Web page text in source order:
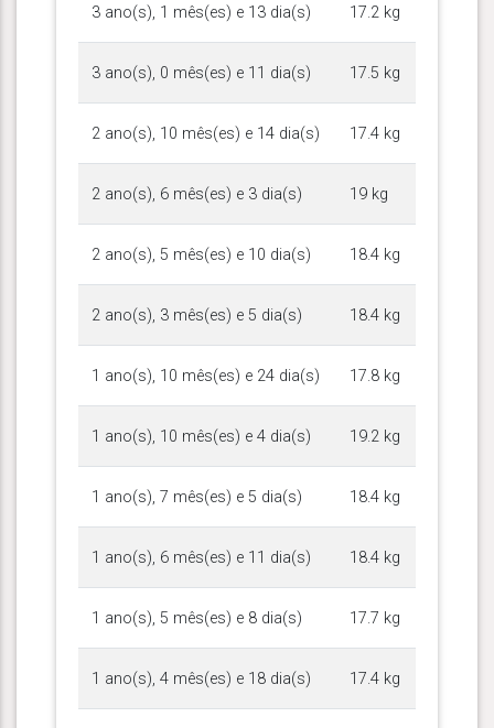
3 ano(s), 1 mês(es) e 13 dia(s) 17.2 kg
3 ano(s), 0 mês(es) e 11 dia(s) 17.5 kg
2 ano(s), 10 mês(es) e 14 dia(s) 17.4 kg
2 ano(s), 6 mês(es) e 3 dia(s) 19 kg
2 ano(s), 5 mês(es) e 10 dia(s) 18.4 kg
2 ano(s), 3 mês(es) e 5 dia(s) 18.4 kg
1 ano(s), 10 mês(es) e 24 dia(s) 17.8 kg
1 ano(s), 10 mês(es) e 4 dia(s) 19.2 kg
1 ano(s), 7 mês(es) e 5 dia(s) 18.4 kg
1 ano(s), 6 mês(es) e 11 dia(s) 18.4 kg
1 ano(s), 5 mês(es) e 8 dia(s) 17.7 kg
1 ano(s), 4 mês(es) e 18 dia(s) 17.4 kg